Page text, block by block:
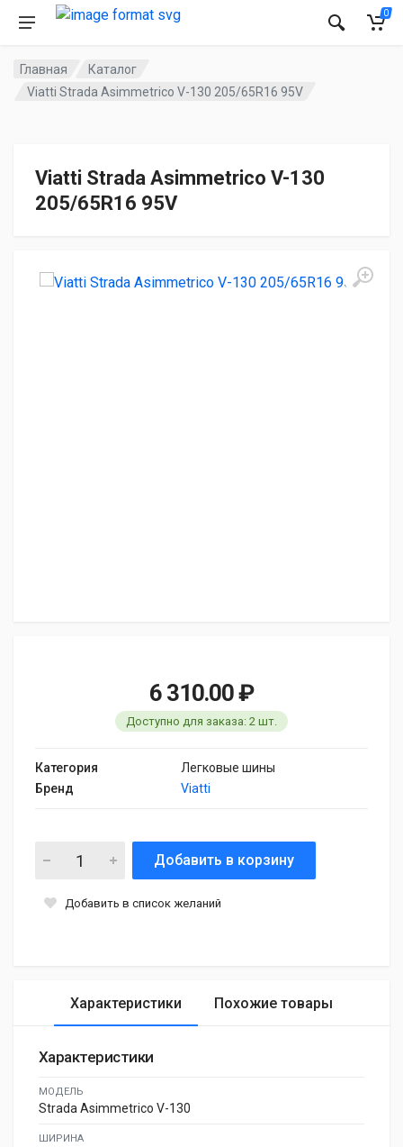
0
Главная
Каталог
Viatti Strada Asimmetrico V-130 205/65R16 95V
Viatti Strada Asimmetrico V-130
205/65R16 95V
6 310.00 ₽
Доступно для заказа: 2 шт.
Категория
Легковые шины
Бренд
Viatti
Добавить в корзину
Добавить в список желаний
Характеристики Похожие товары
Характеристики
МОДЕЛЬ
Strada Asimmetrico V-130
ШИРИНА